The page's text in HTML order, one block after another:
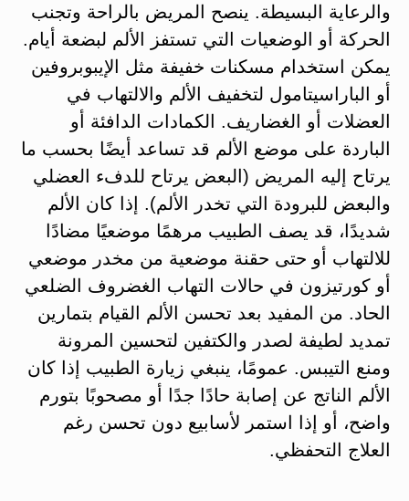
والرعاية البسيطة. ينصح المريض بالراحة وتجنب
الحركة أو الوضعيات التي تستفز الألم لبضعة أيام.
يمكن استخدام مسكنات خفيفة مثل الإيبوبروفين
أو الباراسيتامول لتخفيف الألم والالتهاب في
العضلات أو الغضاريف. الكمادات الدافئة أو
الباردة على موضع الألم قد تساعد أيضًا بحسب ما
يرتاح إليه المريض (البعض يرتاح للدفء العضلي
والبعض للبرودة التي تخدر الألم). إذا كان الألم
شديدًا، قد يصف الطبيب مرهمًا موضعيًا مضادًا
للالتهاب أو حتى حقنة موضعية من مخدر موضعي
أو كورتيزون في حالات التهاب الغضروف الضلعي
الحاد. من المفيد بعد تحسن الألم القيام بتمارين
تمديد لطيفة لصدر والكتفين لتحسين المرونة
ومنع التيبس. عمومًا، ينبغي زيارة الطبيب إذا كان
الألم الناتج عن إصابة حادًا جدًا أو مصحوبًا بتورم
واضح، أو إذا استمر لأسابيع دون تحسن رغم
العلاج التحفظي.